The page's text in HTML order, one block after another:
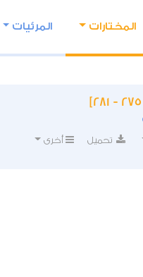
المختارات المرئيات
تحميل أخرى